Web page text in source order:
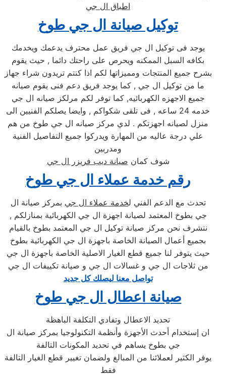
اطباق ال جي
توكيل صيانة ال جي طوخ
يوجد فى توكيل ال جي فريق عمل محترف يدعمك ويخدمك
بكافه السبل الممكنه ويحرص على راحتك دائما , حيث يقوم
بشرح جميع المنتجات ومميزاتها لكم اذا كنتم تريدون شراء جهاز
ما من توكيل ال جي , كما يوجد فريق دعم فنى يقوم صيانه
جميع الاجهزه الكهربائيه, كما توفر لكم مرلكز صيانه ال جي
خدمه 24 ساعه , فى تلقى شكواكم , وايضا يصلكم الفنيين الى
منزل لصيانه اجهزتكم . لدي مركز صيانه ال جي طوخ من هم
علي درجة عاليه من المهارة ويدركوا جميع التفاصيل الفنية
ومدربين
شوف كمان صيانة ديب فريزر ال جي
رقم خدمة عملاء ال جي طوخ
تحدث مع الدعم الفني لخدمة عملاء ال جي بمركز صيانة ال
جي بطوخ المعتمد لصيانة اجهزة ال جي الكهربائية بمنازلكم ,
نتشرف نحن مركز صيانة توكيل ال جي المعتمد بطوخ بالقيام
بجميع أعمال الصيانة الخاصة باجهزة ال جي الكهربائية بطوخ
حيث يتوفر لنا جميع قطع الغيار الاصلية الخاصة باجهزة ال جي
من ثلاجات ال جي و غسالات ال جي و صيانة تكييفات ال جي
تواصل معنا ليصلك كل جديد
صيانة اعطال ال جي طوخ
تحديد الاعطال وتفادي التكلفة الباهظة
ان إستخدام أحدث الأجهزة وأنظمة التكنولوجيا بمركز صيانة ال
جي بطوخ يساهم في تحديد المكونات التالفة
يوفر الكثير لعملائنا من المبالغ ولضمان تغيير قطع الغيار التالفة
فقط